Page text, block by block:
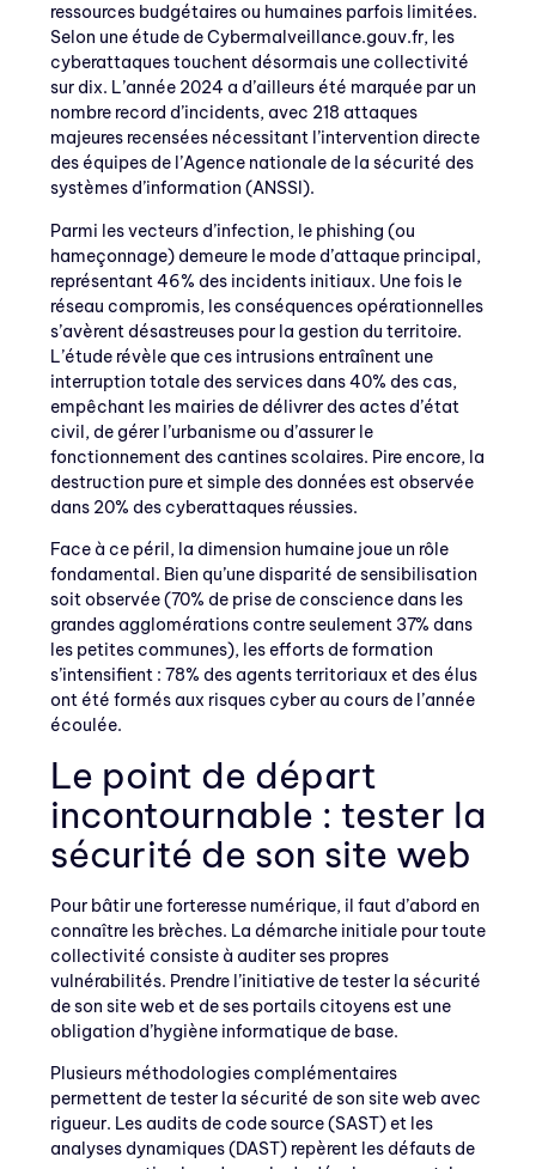
ressources budgétaires ou humaines parfois limitées.
Selon une étude de Cybermalveillance.gouv.fr, les
cyberattaques touchent désormais une collectivité
sur dix. L’année 2024 a d’ailleurs été marquée par un
nombre record d’incidents, avec 218 attaques
majeures recensées nécessitant l’intervention directe
des équipes de l’Agence nationale de la sécurité des
systèmes d’information (ANSSI).
Parmi les vecteurs d’infection, le phishing (ou
hameçonnage) demeure le mode d’attaque principal,
représentant 46% des incidents initiaux. Une fois le
réseau compromis, les conséquences opérationnelles
s’avèrent désastreuses pour la gestion du territoire.
L’étude révèle que ces intrusions entraînent une
interruption totale des services dans 40% des cas,
empêchant les mairies de délivrer des actes d’état
civil, de gérer l’urbanisme ou d’assurer le
fonctionnement des cantines scolaires. Pire encore, la
destruction pure et simple des données est observée
dans 20% des cyberattaques réussies.
Face à ce péril, la dimension humaine joue un rôle
fondamental. Bien qu’une disparité de sensibilisation
soit observée (70% de prise de conscience dans les
grandes agglomérations contre seulement 37% dans
les petites communes), les efforts de formation
s’intensifient : 78% des agents territoriaux et des élus
ont été formés aux risques cyber au cours de l’année
écoulée.
Le point de départ
incontournable : tester la
sécurité de son site web
Pour bâtir une forteresse numérique, il faut d’abord en
connaître les brèches. La démarche initiale pour toute
collectivité consiste à auditer ses propres
vulnérabilités. Prendre l’initiative de tester la sécurité
de son site web et de ses portails citoyens est une
obligation d’hygiène informatique de base.
Plusieurs méthodologies complémentaires
permettent de tester la sécurité de son site web avec
rigueur. Les audits de code source (SAST) et les
analyses dynamiques (DAST) repèrent les défauts de